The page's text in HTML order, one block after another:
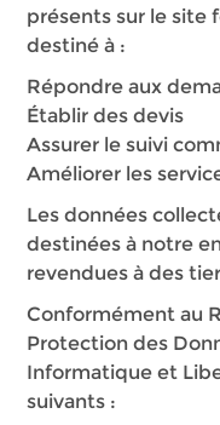
présents sur le site
destiné à :
Répondre aux
Établir des devis
Assurer le suivi
Améliorer les
Les données
destinées à notre
revendues à des
Conformément au
Protection des
Informatique et
suivants :